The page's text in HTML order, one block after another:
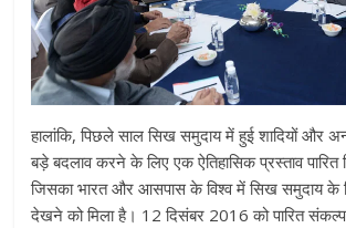
हालांकि, पिछले साल सिख समुदाय में हुई शादियों और
बड़े बदलाव करने के लिए एक ऐतिहासिक प्रस्ताव पारित
जिसका भारत और आसपास के विश्व में सिख समुदाय के
देखने को मिला है। 12 दिसंबर 2016 को पारित संकल्प